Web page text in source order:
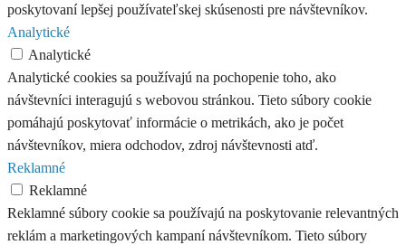
poskytovaní lepšej používateľskej skúsenosti pre návštevníkov.
Analytické
Analytické
Analytické cookies sa používajú na pochopenie toho, ako
návštevníci interagujú s webovou stránkou. Tieto súbory cookie
pomáhajú poskytovať informácie o metrikách, ako je počet
návštevníkov, miera odchodov, zdroj návštevnosti atď.
Reklamné
Reklamné
Reklamné súbory cookie sa používajú na poskytovanie relevantných
reklám a marketingových kampaní návštevníkom. Tieto súbory